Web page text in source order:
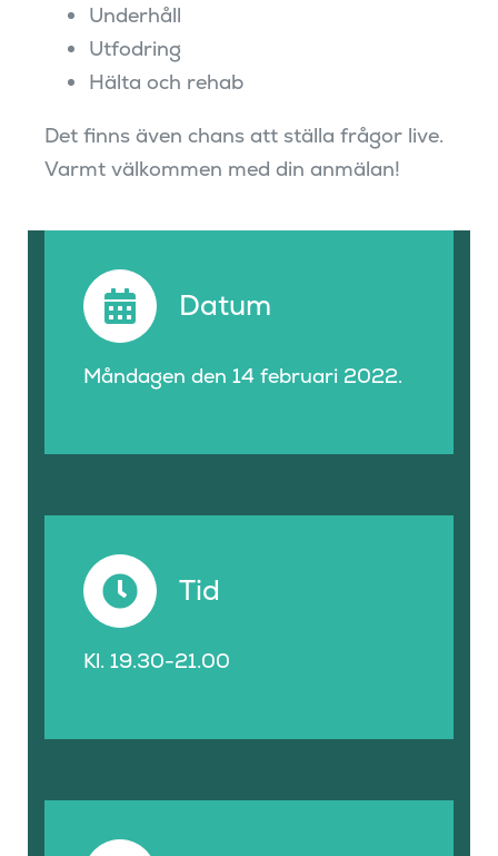
Underhåll
Utfodring
Hälta och rehab
Det finns även chans att ställa frågor live.
Varmt välkommen med din anmälan!
Datum
Måndagen den 14 februari 2022.
Tid
Kl. 19.30-21.00